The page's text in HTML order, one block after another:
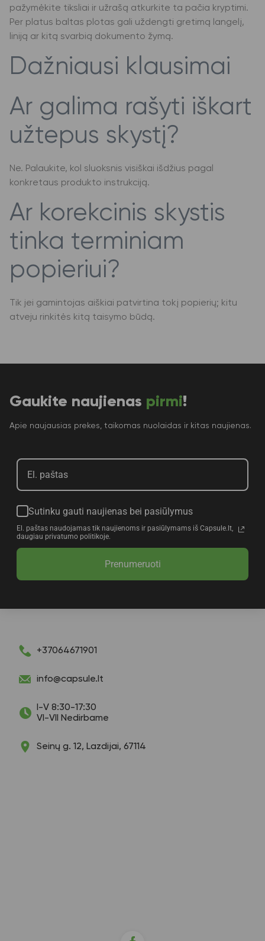
pažymėkite tiksliai ir užrašą atkurkite ta pačia kryptimi.
Per platus baltas plotas gali uždengti gretimą langelį,
liniją ar kitą svarbią dokumento žymą.
Dažniausi klausimai
Ar galima rašyti iškart
užtepus skystį?
Ne. Palaukite, kol sluoksnis visiškai išdžius pagal
konkretaus produkto instrukciją.
Ar korekcinis skystis
tinka terminiam
popieriui?
Tik jei gamintojas aiškiai patvirtina tokį popierių; kitu
atveju rinkitės kitą taisymo būdą.
Gaukite naujienas pirmi!
Apie naujausias prekes, taikomas nuolaidas ir kitas naujienas.
Sutinku gauti naujienas bei pasiūlymus
El. paštas naudojamas tik naujienoms ir pasiūlymams iš Capsule.lt,
daugiau privatumo politikoje.
Prenumeruoti
+37064671901
info@capsule.lt
I-V 8:30-17:30
VI-VII Nedirbame
Seinų g. 12, Lazdijai, 67114